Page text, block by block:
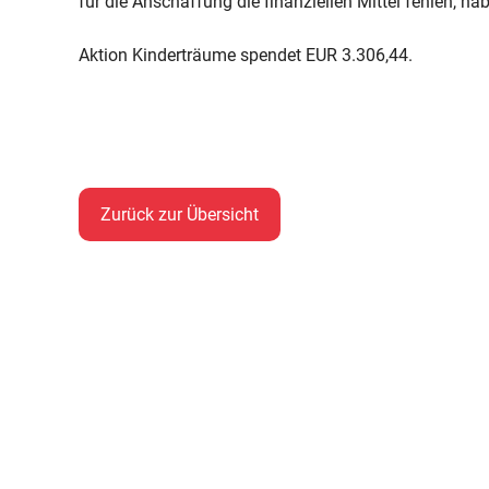
Aktion Kinderträume spendet EUR 3.306,44.
Zurück zur Übersicht